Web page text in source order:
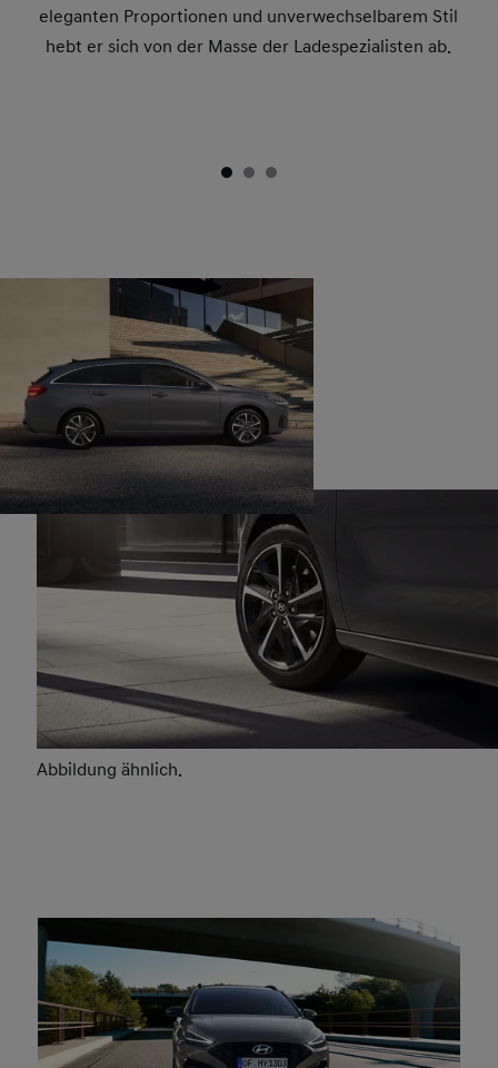
eleganten Proportionen und unverwechselbarem Stil
hebt er sich von der Masse der Ladespezialisten ab.
Abbildung